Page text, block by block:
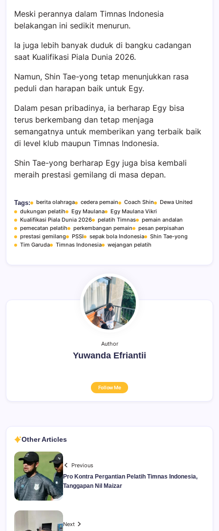
Meski perannya dalam Timnas Indonesia
belakangan ini sedikit menurun.
Ia juga lebih banyak duduk di bangku cadangan
saat Kualifikasi Piala Dunia 2026.
Namun, Shin Tae-yong tetap menunjukkan rasa
peduli dan harapan baik untuk Egy.
Dalam pesan pribadinya, ia berharap Egy bisa
terus berkembang dan tetap menjaga
semangatnya untuk memberikan yang terbaik baik
di level klub maupun Timnas Indonesia.
Shin Tae-yong berharap Egy juga bisa kembali
meraih prestasi gemilang di masa depan.
Tags: berita olahraga cedera pemain Coach Shin
Dewa United
dukungan pelatih
Egy Maulana
Egy Maulana Vikri
Kualifikasi Piala Dunia 2026
pelatih Timnas
pemain andalan
pemecatan pelatih
perkembangan pemain
pesan perpisahan
prestasi gemilang
PSSI sepak bola Indonesia
Shin Tae-yong
Tim Garuda
Timnas Indonesia wejangan pelatih
Author
Yuwanda Efriantii
Follow Me
Other Articles
Previous
Pro Kontra Pergantian Pelatih Timnas Indonesia,
Tanggapan Nil Maizar
Next